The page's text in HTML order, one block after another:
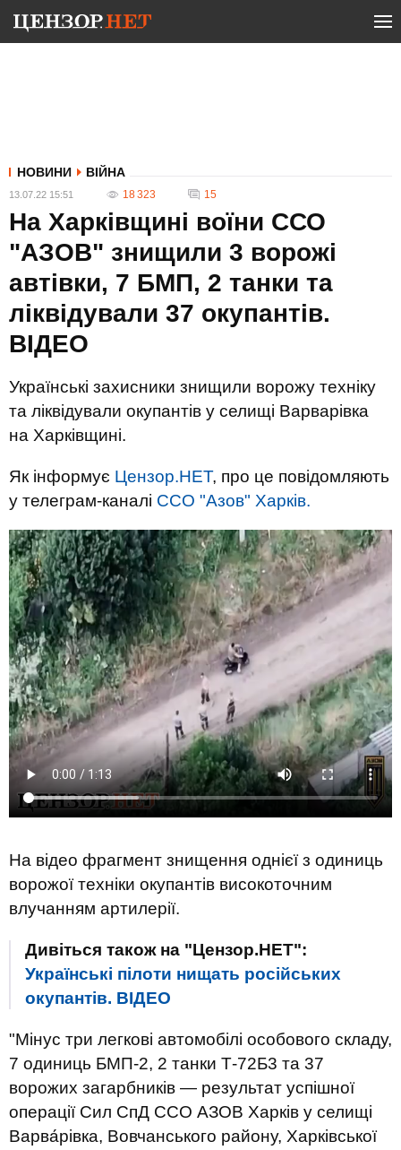
НОВИНИ ВІЙНА
13.07.22 15:51 18 323 15
На Харківщині воїни ССО
"АЗОВ" знищили 3 ворожі
автівки, 7 БМП, 2 танки та
ліквідували 37 окупантів.
ВIДЕО
Українські захисники знищили ворожу техніку
та ліквідували окупантів у селищі Варварівка
на Харківщині.
Як інформує Цензор.НЕТ, про це повідомляють
у телеграм-каналі ССО "Азов" Харків.
На відео фрагмент знищення однієї з одиниць
ворожої техніки окупантів високоточним
влучанням артилерії.
Дивіться також на "Цензор.НЕТ":
Українські пілоти нищать російських
окупантів. ВIДЕО
"Мінус три легкові автомобілі особового складу,
7 одиниць БМП-2, 2 танки Т-72Б3 та 37
ворожих загарбників — результат успішної
операції Сил СпД ССО АЗОВ Харків у селищі
Варва́рівка, Вовчанського району, Харківської